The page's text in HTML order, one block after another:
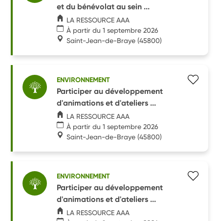
et du bénévolat au sein ...
LA RESSOURCE AAA
À partir du 1 septembre 2026
Saint-Jean-de-Braye (45800)
ENVIRONNEMENT
Participer au développement
d'animations et d'ateliers ...
LA RESSOURCE AAA
À partir du 1 septembre 2026
Saint-Jean-de-Braye (45800)
ENVIRONNEMENT
Participer au développement
d'animations et d'ateliers ...
LA RESSOURCE AAA